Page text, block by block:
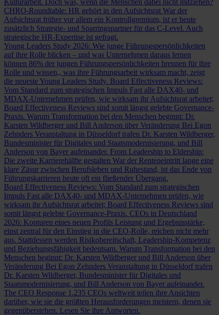
Kulturarbeit. Doch was, wenn die Menschen dabei nicht mitziehen?
CHRO-Roundtable: HR gehört in den Aufsichtsrat War der
Aufsichtsrat früher vor allem ein Kontrollgremium, ist er heute
zusätzlich Strategie- und Sparringspartner für das C-Level. Auch
strategische HR-Expertise ist gefragt.
Young Leaders Study 2026: Wie junge Führungspersönlichkeiten
auf ihre Rolle blicken – und was Unternehmen daraus lernen
können 86% der jungen Führungspersönlichkeiten brennen für ihre
Rolle und wissen,, was ihre Führungsarbeit wirksam macht, zeigt
die neueste Young Leaders Study. Board Effectiveness Reviews:
Vom Standard zum strategischen Impuls Fast alle DAX40- und
MDAX-Unternehmen prüfen, wie wirksam ihr Aufsichtsrat arbeitet;
Board Effectiveness Reviews sind somit längst gelebte Governance-
Praxis. Warum Transformation bei den Menschen beginnt: Dr.
Karsten Wildberger und Bill Anderson über Veränderung Bei Egon
Zehnders Veranstaltung in Düsseldorf trafen Dr. Karsten Wildberger,
Bundesminister für Digitales und Staatsmodernisierung, und Bill
Anderson von Bayer aufeinander. From Leadership to Eldership:
Die zweite Karrierehälfte gestalten War der Renteneintritt lange eine
klare Zäsur zwischen Berufsleben und Ruhestand, ist das Ende von
Führungskarrieren heute oft ein fließender Übergang.
Board Effectiveness Reviews: Vom Standard zum strategischen
Impuls Fast alle DAX40- und MDAX-Unternehmen prüfen, wie
wirksam ihr Aufsichtsrat arbeitet; Board Effectiveness Reviews sind
somit längst gelebte Governance-Praxis. CEOs in Deutschland
2026: Konturen eines neuen Profils Leistung und Ergebnisstärke,
einst zentral für den Einstieg in die CEO-Rolle, reichen nicht mehr
aus. Stattdessen werden Risikobereitschaft, Leadership-Kompetenz
und Beziehungsfähigkeit bedeutsam. Warum Transformation bei den
Menschen beginnt: Dr. Karsten Wildberger und Bill Anderson über
Veränderung Bei Egon Zehnders Veranstaltung in Düsseldorf trafen
Dr. Karsten Wildberger, Bundesminister für Digitales und
Staatsmodernisierung, und Bill Anderson von Bayer aufeinander.
The CEO Response 1.235 CEOs weltweit teilen ihre Ansichten
darüber, wie sie die größten Herausforderungen meistern, denen sie
gegenüberstehen. Lesen Sie ihre Antworten.